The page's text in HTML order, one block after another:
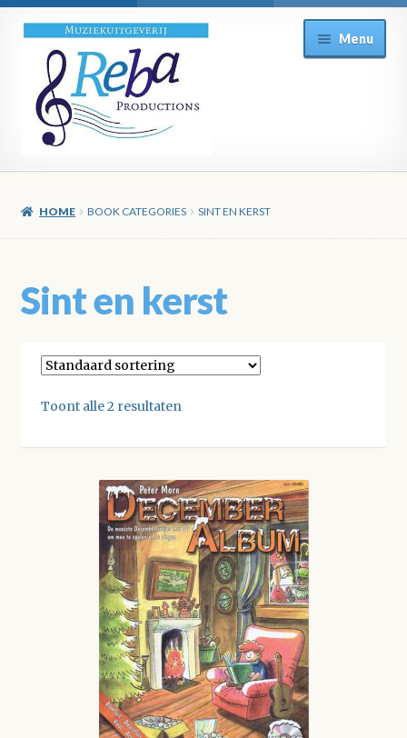
Ga
door
naar
navigatie
Ga
direct
naar
de
inhoud
Menu
HOME BOOK CATEGORIES SINT EN KERST
Sint en kerst
Toont alle 2 resultaten